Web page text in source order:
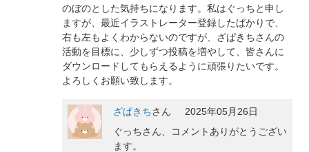
のぼのとした気持ちになります。私はぐっちと申し
ますが、最近イラストレーター登録したばかりで、
右も左もよくわからないのですが、ざぱきちさんの
活動を目標に、少しずつ投稿を増やして、皆さんに
ダウンロードしてもらえるように頑張りたいです。
よろしくお願い致します。
ざぱきちさん
2025年05月26日
ぐっちさん、コメントありがとうござい
ます。